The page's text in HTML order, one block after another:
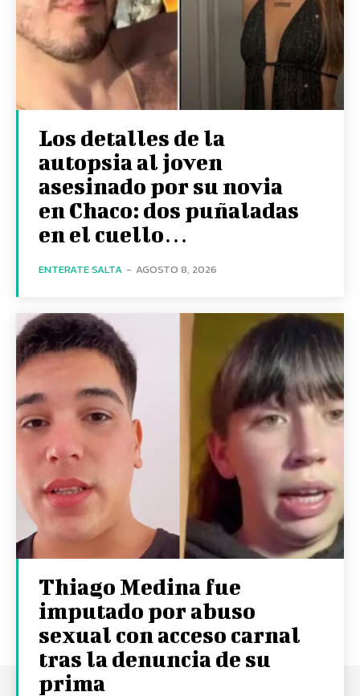
Los detalles de la
autopsia al joven
asesinado por su novia
en Chaco: dos puñaladas
en el cuello…
ENTERATE SALTA - AGOSTO 8, 2026
Thiago Medina fue
imputado por abuso
sexual con acceso carnal
tras la denuncia de su
prima